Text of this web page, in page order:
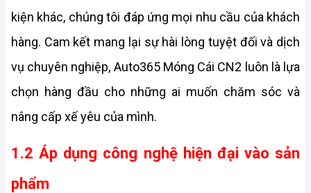
kiện khác, chúng tôi đáp ứng mọi nhu cầu của khách
hàng. Cam kết mang lại sự hài lòng tuyệt đối và dịch
vụ chuyên nghiệp, Auto365 Móng Cái CN2 luôn là lựa
chọn hàng đầu cho những ai muốn chăm sóc và
nâng cấp xế yêu của mình.
1.2 Áp dụng công nghệ hiện đại vào sản
phẩm